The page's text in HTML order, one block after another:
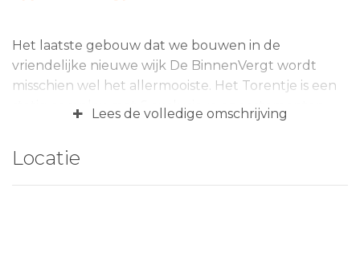
Het laatste gebouw dat we bouwen in de
vriendelijke nieuwe wijk De BinnenVergt wordt
misschien wel het allermooiste. Het Torentje is een
statig complex met 6 exclusieve appartementen
gelegen aan een klein park. Qua bouwstijl doet het
en aanzienlijk luxer afgewerkt. Binnen heb je hier
alle ruimte. Zeker als je het penthouse op de
+ Lees de volledige omschrijving
Locatie